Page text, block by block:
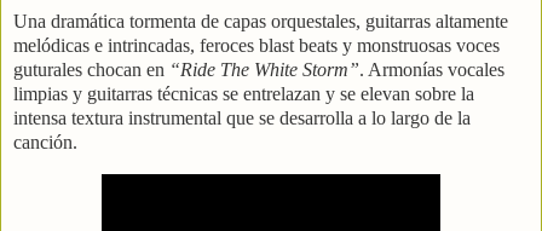
Una dramática tormenta de capas orquestales, guitarras altamente
melódicas e intrincadas, feroces blast beats y monstruosas voces
guturales chocan en “Ride The White Storm”. Armonías vocales
limpias y guitarras técnicas se entrelazan y se elevan sobre la
intensa textura instrumental que se desarrolla a lo largo de la
canción.